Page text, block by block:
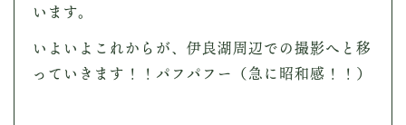
います。
いよいよこれからが、伊良湖周辺での撮影へと移
っていきます！！パフパフー（急に昭和感！！）